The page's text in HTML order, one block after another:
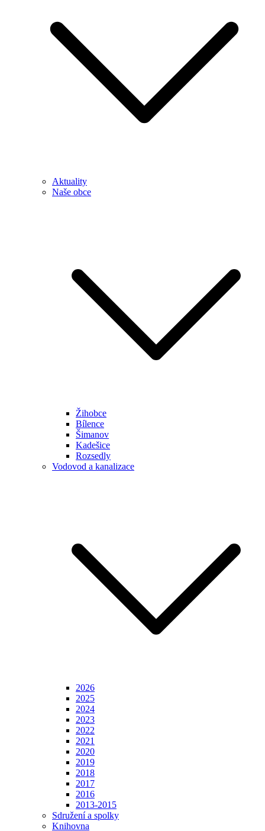
Aktuality
Naše obce
Žihobce
Bílence
Šimanov
Kadešice
Rozsedly
Vodovod a kanalizace
2026
2025
2024
2023
2022
2021
2020
2019
2018
2017
2016
2013-2015
Sdružení a spolky
Knihovna